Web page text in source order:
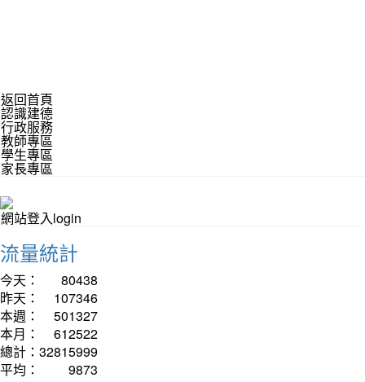
返回首頁
認識建德
行政服務
教師專區
學生專區
家長專區
網站登入login
流量統計
今天：
80438
昨天：
107346
本週：
501327
本月：
612522
總計： 32815999
平均：
9873